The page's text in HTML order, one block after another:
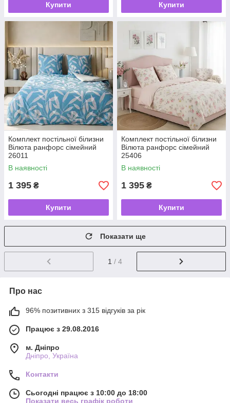
Купити Купити
Комплект постільної білизни
Вілюта ранфорс сімейний
26011
В наявності
1 395 ₴
Купити
Комплект постільної білизни
Вілюта ранфорс сімейний
25406
В наявності
1 395 ₴
Купити
Показати ще
1 / 4
Про нас
96% позитивних з 315 відгуків за рік
Працює з 29.08.2016
м. Дніпро
Дніпро, Україна
Контакти
Сьогодні працює з 10:00 до 18:00
Показати весь графік роботи